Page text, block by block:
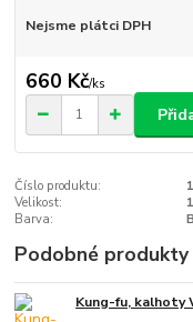
Nejsme plátci DPH
660 Kč/ks
Číslo produktu:
Velikost:
Barva:
Podobné produkty
Kung-fu, kalhoty